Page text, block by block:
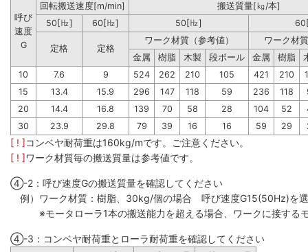
呼び
速度
G
回転搬送速度[m/min]
搬送質量[㎏/本]
50[㎐]
60[㎐] 50[㎐]
定格 定格
ワーク材質（参考値）
ワーク材
金属
樹脂 木製 段ボール 金属 樹脂
10
7.6 9 524 262 210 105 421 210
15
13.4 15.9 296 147 118 59 236 118
20
14.4 16.8 139 70 58 28 104 52
30
23.9 29.8 79 39 16 16 59 29
[ ! ]コンベヤ耐荷重は160kg/mです。ご注意ください。
[ ! ]ワーク材質毎の搬送質量は参考値です。
④-2：呼び速度Gの搬送質量を確認してください
例）ワーク材質：樹脂、30kg/個の場合 呼び速度G15(50Hz)を
※モータローラ1本の搬送能力を超える場合、ワークに接するモ
④-3：コンベヤ耐荷重とローラ耐荷重を確認してください